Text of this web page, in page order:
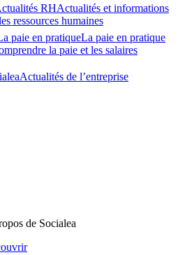
RHActualités et informations
ressources humaines
paie en pratiqueLa paie en pratique
la paie et les salaires
Actualités de l’entreprise
de Socialea